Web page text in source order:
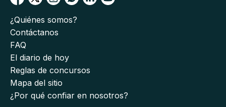
¿Quiénes somos?
Contáctanos
FAQ
El diario de hoy
Reglas de concursos
Mapa del sitio
¿Por qué confiar en nosotros?